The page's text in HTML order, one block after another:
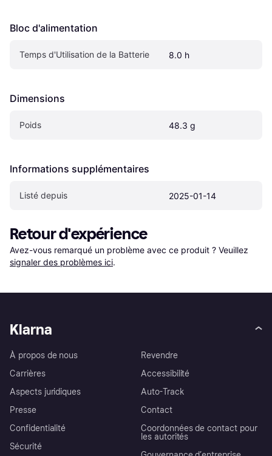
Bloc d'alimentation
Temps d'Utilisation de la Batterie 8.0 h
Dimensions
Poids 48.3 g
Informations supplémentaires
Listé depuis 2025-01-14
Retour d'expérience
Avez-vous remarqué un problème avec ce produit ? Veuillez
signaler des problèmes ici.
Klarna
À propos de nous
Carrières
Aspects juridiques
Presse
Confidentialité
Sécurité
Revendre
Accessibilité
Auto-Track
Contact
Coordonnées de contact pour
les autorités